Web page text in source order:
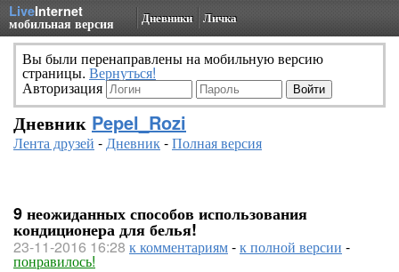
LiveInternet
мобильная версия Дневники Личка
Вы были перенаправлены на мобильную версию
страницы. Вернуться!
Авторизация
Дневник Pepel_Rozi
Лента друзей -Дневник-Полная версия
9 неожиданных способов использования
кондиционера для белья!
23-11-2016 16:28 к комментариям-к полной версии -
понравилось!